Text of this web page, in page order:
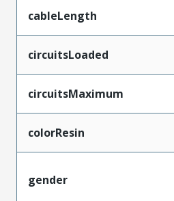
cableLength
circuitsLoaded
circuitsMaximum
colorResin
gender